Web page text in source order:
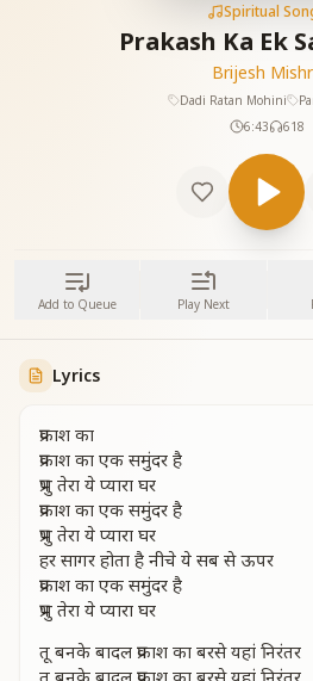
Spiritual
Prakash Ka Ek
Brijesh
Dadi Ratan Mohini
6:43
618
Add to Queue Play Next
Lyrics
प्रकाश का
प्रकाश का एक समुंदर है
प्रभु तेरा ये प्यारा घर
प्रकाश का एक समुंदर है
प्रभु तेरा ये प्यारा घर
हर सागर होता है नीचे ये सब से ऊपर
प्रकाश का एक समुंदर है
प्रभु तेरा ये प्यारा घर
तू बनके बादल प्रकाश का बरसे यहां निरंतर
तू बनके बादल प्रकाश का बरसे यहां निरंतर